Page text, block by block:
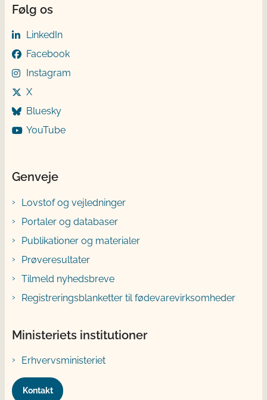
Følg os
LinkedIn
Facebook
Instagram
X
Bluesky
YouTube
Genveje
Lovstof og vejledninger
Portaler og databaser
Publikationer og materialer
Prøveresultater
Tilmeld nyhedsbreve
Registreringsblanketter til fødevarevirksomheder
Ministeriets institutioner
Erhvervsministeriet
Kontakt